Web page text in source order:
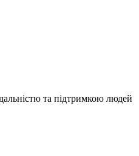
та підтримкою людей